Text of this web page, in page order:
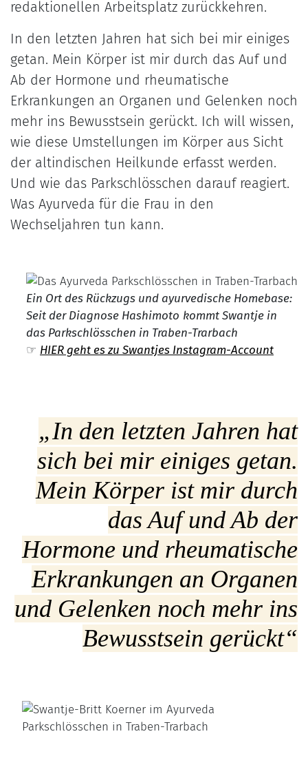
redaktionellen Arbeitsplatz zurückkehren.
In den letzten Jahren hat sich bei mir einiges
getan. Mein Körper ist mir durch das Auf und
Ab der Hormone und rheumatische
Erkrankungen an Organen und Gelenken noch
mehr ins Bewusstsein gerückt. Ich will wissen,
wie diese Umstellungen im Körper aus Sicht
der altindischen Heilkunde erfasst werden.
Und wie das Parkschlösschen darauf reagiert.
Was Ayurveda für die Frau in den
Wechseljahren tun kann.
Ein Ort des Rückzugs und ayurvedische Homebase:
Seit der Diagnose Hashimoto kommt Swantje in
das Parkschlösschen in Traben-Trarbach
☞ HIER geht es zu Swantjes Instagram-Account
„In den letzten Jahren hat
sich bei mir einiges getan.
Mein Körper ist mir durch
das Auf und Ab der
Hormone und rheumatische
Erkrankungen an Organen
und Gelenken noch mehr ins
Bewusstsein gerückt“